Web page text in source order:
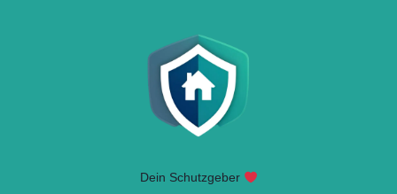
Dein Schutzgeber